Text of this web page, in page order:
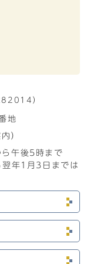
）
地
）
午後5時まで
年1月3日までは